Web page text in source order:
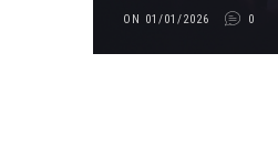
ON 01/01/2026 0